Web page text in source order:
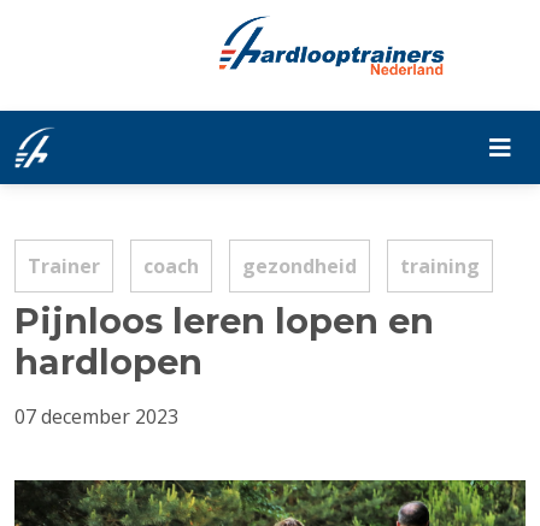
Trainer coach gezondheid training
Pijnloos leren lopen en
hardlopen
07 december 2023